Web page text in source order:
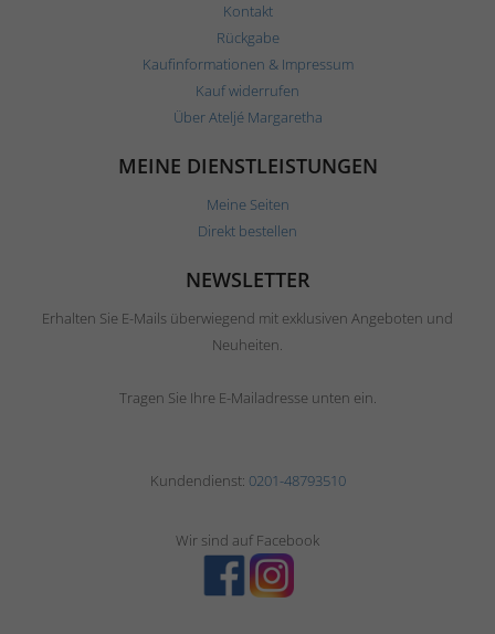
Kontakt
Rückgabe
Kaufinformationen & Impressum
Kauf widerrufen
Über Ateljé Margaretha
MEINE DIENSTLEISTUNGEN
Meine Seiten
Direkt bestellen
NEWSLETTER
Erhalten Sie E-Mails überwiegend mit exklusiven Angeboten und
Neuheiten.
Tragen Sie Ihre E-Mailadresse unten ein.
Kundendienst: 0201-48793510
Wir sind auf Facebook